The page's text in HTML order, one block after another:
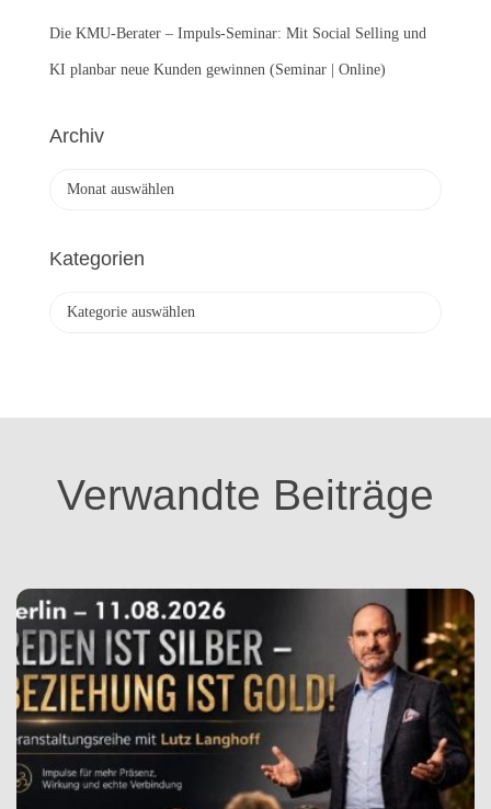
Die KMU-Berater – Impuls-Seminar: Mit Social Selling und
KI planbar neue Kunden gewinnen (Seminar | Online)
Archiv
h
Kategorien
o
Verwandte Beiträge